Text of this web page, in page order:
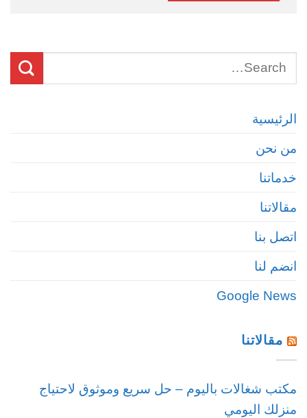
الرئيسية
من نحن
خدماتنا
مقالاتنا
اتصل بنا
انضم لنا
Google News
مقالاتنا
مكتب شغالات باليوم – حل سريع وموثوق لاحتياج
منزلك اليومي